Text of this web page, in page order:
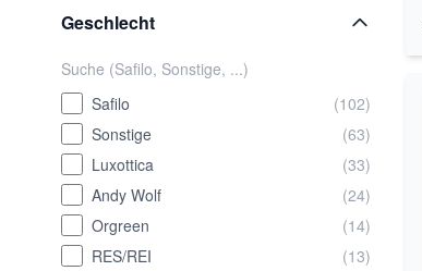
Geschlecht
Safilo
(102)
Sonstige
(63)
Luxottica
(33)
Andy Wolf
(24)
Orgreen
(14)
RES/REI
(13)